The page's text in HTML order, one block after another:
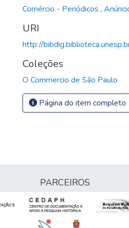
Comércio - Periódicos ,
URI
http://
Coleções
O Commercio de São Paulo
Página do item completo
PARCEIROS